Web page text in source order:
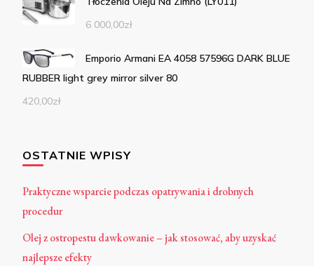
6 000,00zł
Emporio Armani EA 4058 57596G DARK BLUE
RUBBER light grey mirror silver 80
420,00zł
OSTATNIE WPISY
Praktyczne wsparcie podczas opatrywania i drobnych
procedur
Olej z ostropestu dawkowanie – jak stosować, aby uzyskać
najlepsze efekty